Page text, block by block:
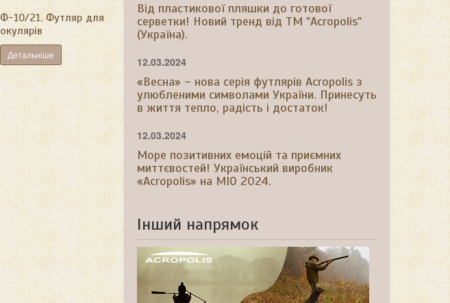
Ф-10/21. Футляр для
окулярів
Детальніше
Від пластикової пляшки до готової
серветки! Новий тренд від ТМ "Acropolis"
(Україна).
12.03.2024
«Весна» – нова серія футлярів Acropolis з
улюбленими символами України. Принесуть
в життя тепло, радість і достаток!
12.03.2024
Море позитивних емоцій та приємних
миттєвостей! Український виробник
«Acropolis» на МІО 2024.
Інший напрямок